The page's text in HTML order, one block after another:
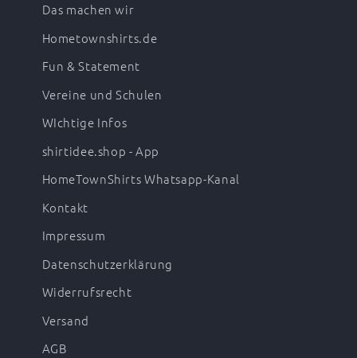
Das machen wir
Hometownshirts.de
Fun & Statement
Vereine und Schulen
WIchtige Infos
shirtidee.shop - App
HomeTownShirts Whatsapp-Kanal
Kontakt
Impressum
Datenschutzerklärung
Widerrufsrecht
Versand
AGB